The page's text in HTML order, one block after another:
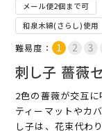
メール便2個まで可
和泉木綿(さらし)使用
難易度：
刺し子 薔薇
2色の薔薇が交互
ティーマットやカ
し子は、花束代わ